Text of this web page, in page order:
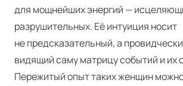
для мощнейших энергий —
разрушительных. Её интуиция носит
не предсказательный, а
видящий саму матрицу событий и их
Пережитый опыт таких женщин